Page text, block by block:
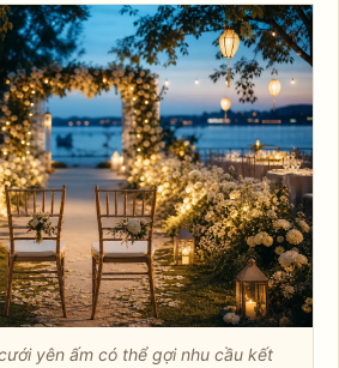
yên ấm có thể gợi nhu cầu kết